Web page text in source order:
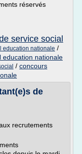
réservés
service social
education nationale /
education nationale
/ concours
de
recrutements